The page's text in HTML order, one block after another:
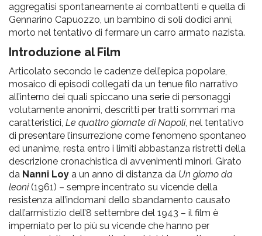
aggregatisi spontaneamente ai combattenti e quella di
Gennarino Capuozzo, un bambino di soli dodici anni,
morto nel tentativo di fermare un carro armato nazista.
Introduzione al Film
Articolato secondo le cadenze dell’epica popolare,
mosaico di episodi collegati da un tenue filo narrativo
all’interno dei quali spiccano una serie di personaggi
volutamente anonimi, descritti per tratti sommari ma
caratteristici, Le quattro giornate di Napoli, nel tentativo
di presentare l’insurrezione come fenomeno spontaneo
ed unanime, resta entro i limiti abbastanza ristretti della
descrizione cronachistica di avvenimenti minori. Girato
da Nanni Loy a un anno di distanza da Un giorno da
leoni(1961) – sempre incentrato su vicende della
resistenza all’indomani dello sbandamento causato
dall’armistizio dell’8 settembre del 1943 – il film è
imperniato per lo più su vicende che hanno per